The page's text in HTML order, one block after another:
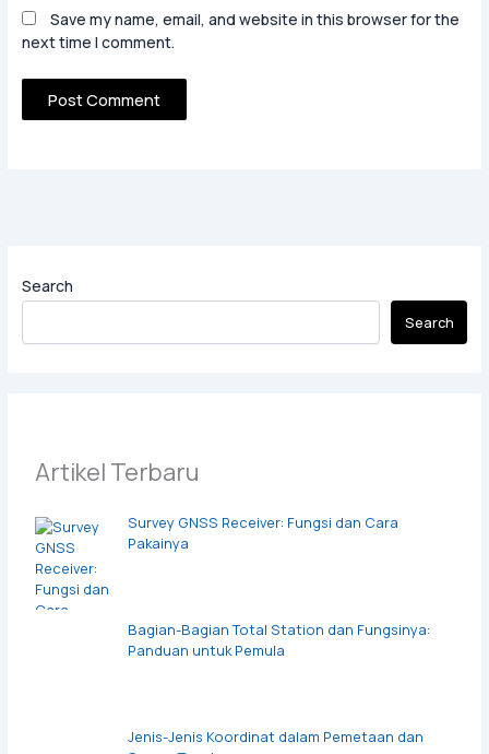
Search
Search
Artikel Terbaru
Survey GNSS Receiver: Fungsi dan Cara
Pakainya
Bagian-Bagian Total Station dan Fungsinya:
Panduan untuk Pemula
Jenis-Jenis Koordinat dalam Pemetaan dan
Save my name, email, and website in this browser for the
next time I comment.